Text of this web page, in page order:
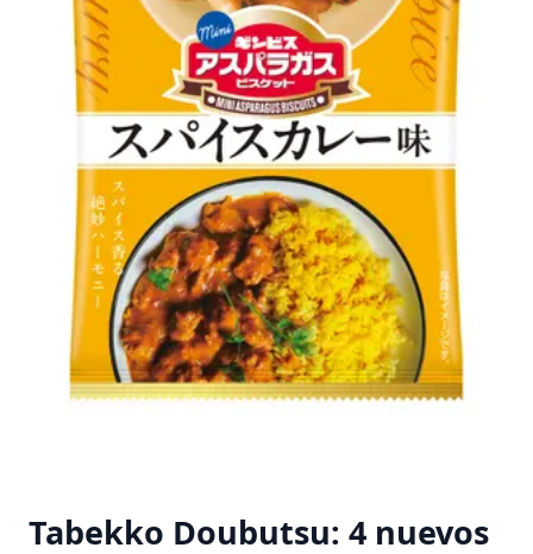
Tabekko Doubutsu: 4 nuevos